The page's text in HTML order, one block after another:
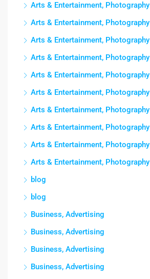
Arts & Entertainment, Photography
Arts & Entertainment, Photography
Arts & Entertainment, Photography
Arts & Entertainment, Photography
Arts & Entertainment, Photography
Arts & Entertainment, Photography
Arts & Entertainment, Photography
Arts & Entertainment, Photography
Arts & Entertainment, Photography
Arts & Entertainment, Photography
blog
blog
Business, Advertising
Business, Advertising
Business, Advertising
Business, Advertising